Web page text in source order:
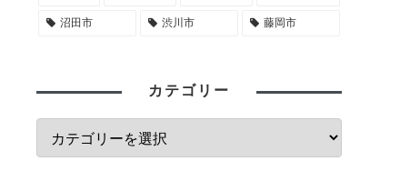
沼田市 渋川市 藤岡市
カテゴリー